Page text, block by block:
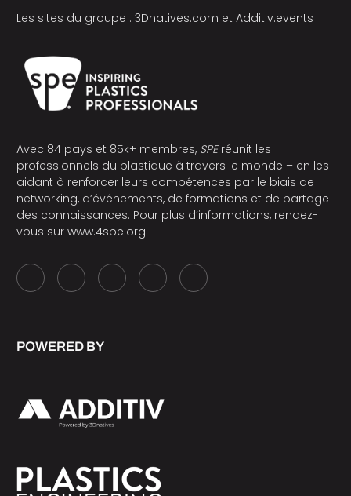
Les sites du groupe : 3Dnatives.com et Additiv.events
Avec 84 pays et 85k+ membres, SPEréunit les
professionnels du plastique à travers le monde – en les
aidant à renforcer leurs compétences par le biais de
networking, d’événements, de formations et de partage
des connaissances. Pour plus d’informations, rendez-
vous sur www.4spe.org.
POWERED BY